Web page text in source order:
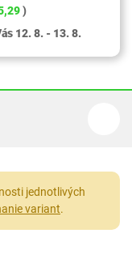
)
12. 8. - 13. 8.
jednotlivých
variant.